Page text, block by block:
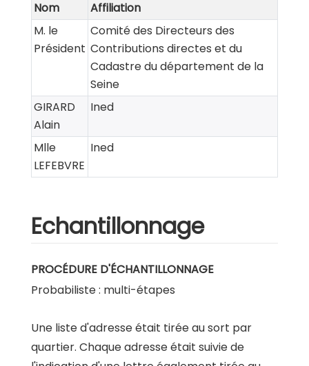
Nom
Affiliation
M. le
Président
Comité des Directeurs des
Contributions directes et du
Cadastre du département de la
Seine
GIRARD
Alain
Ined
Mlle
LEFEBVRE
Ined
Echantillonnage
PROCÉDURE D'ÉCHANTILLONNAGE
Probabiliste : multi-étapes
Une liste d'adresse était tirée au sort par
quartier. Chaque adresse était suivie de